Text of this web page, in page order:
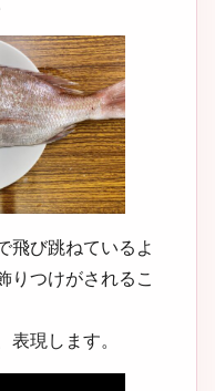
飛び跳ねているよ
りつけがされるこ
現します。